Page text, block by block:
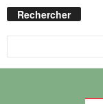
Rechercher